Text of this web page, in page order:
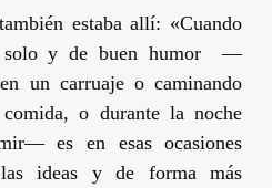
estaba allí: «Cuando
solo y de buen humor —
un carruaje o caminando
o durante la noche
es en esas ocasiones
ideas y de forma más